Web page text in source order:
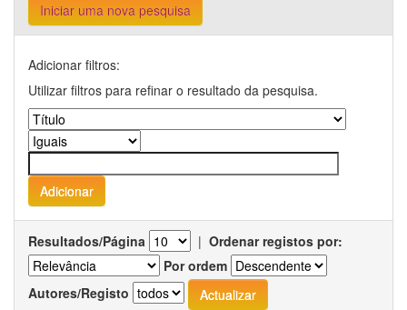
Iniciar uma nova pesquisa
Adicionar filtros:
Utilizar filtros para refinar o resultado da pesquisa.
Resultados/Página | Ordenar registos por:
Por ordem
Autores/Registo